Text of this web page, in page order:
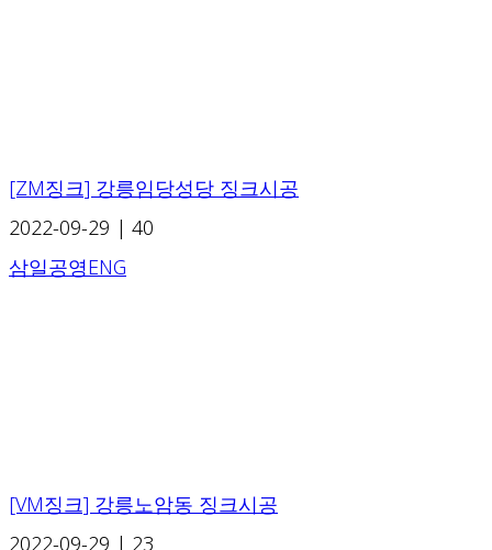
[ZM징크] 강릉임당성당 징크시공
2022-09-29 | 40
삼일공영ENG
[VM징크] 강릉노암동 징크시공
2022-09-29 | 23